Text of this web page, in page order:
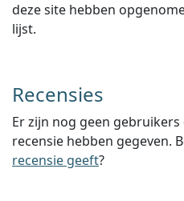
deze site hebben
lijst.
Recensies
Er zijn nog geen
recensie hebben gegeven.
recensie geeft?